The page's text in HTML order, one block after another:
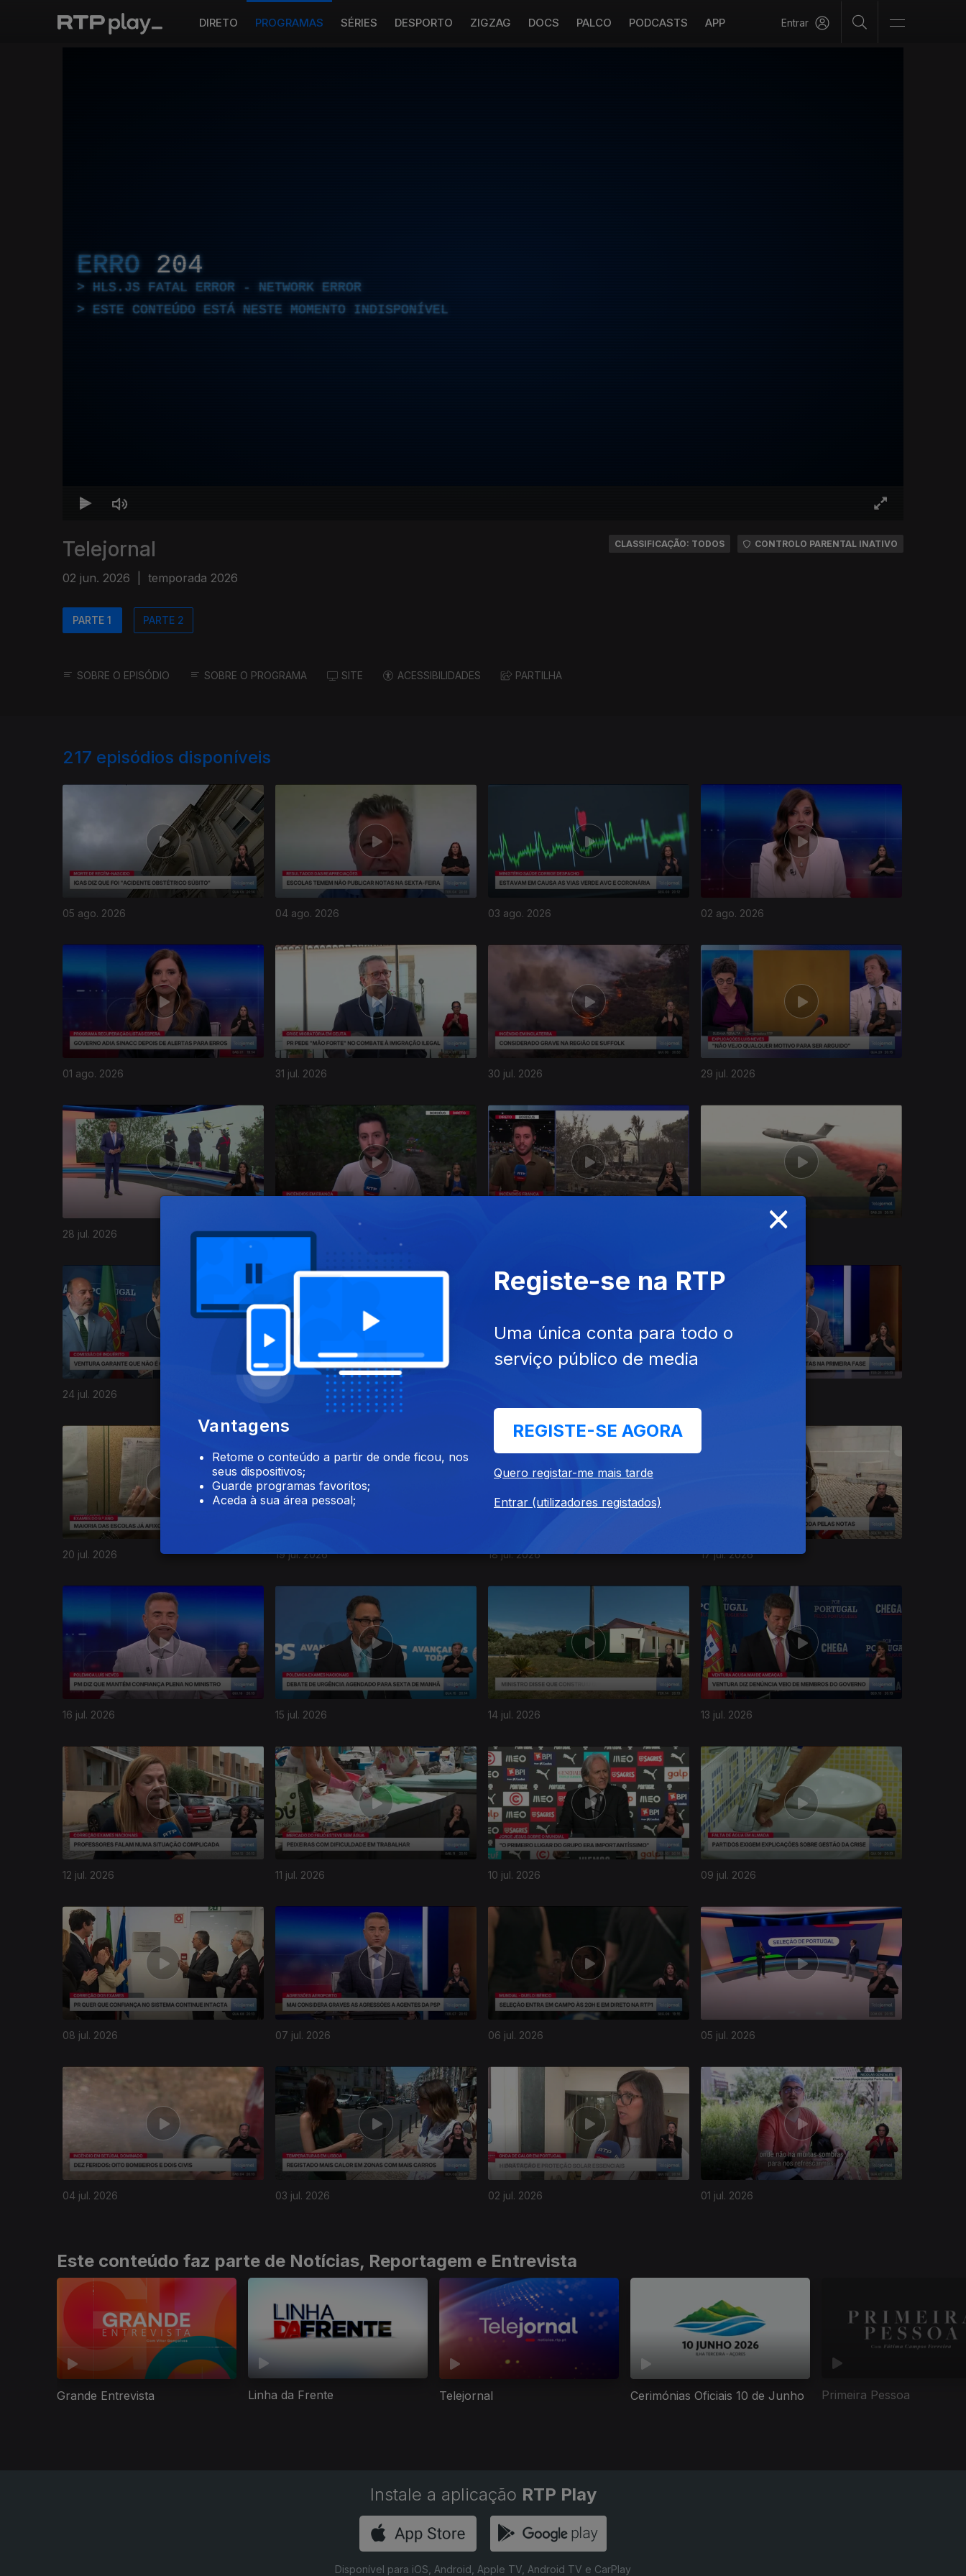
DIRETO PROGRAMAS SÉRIES DESPORTO ZIGZAG DOCS PALCO PODCASTS APP Entrar
ERRO 204
HLS.JS FATAL ERROR - NETWORK ERROR
ESTE CONTEÚDO ESTÁ NESTE MOMENTO INDISPONÍVEL
Telejornal
02 jun. 2026 temporada 2026
CLASSIFICAÇÃO: TODOS CONTROLO PARENTAL INATIVO
PARTE 1 PARTE 2
SOBRE O EPISÓDIO SOBRE O PROGRAMA SITE ACESSIBILIDADES PARTILHA
217 episódios disponíveis
05 ago. 2026 04 ago. 2026 03 ago. 2026 02 ago. 2026
01 ago. 2026 31 jul. 2026 30 jul. 2026 29 jul. 2026
28 jul. 2026 27 jul. 2026
944979
24 jul. 2026 23 jul. 2026
20 jul. 2026 19 jul. 2026 18 jul. 2026 17 jul. 2026
16 jul. 2026 15 jul. 2026 14 jul. 2026 13 jul. 2026
12 jul. 2026 11 jul. 2026 10 jul. 2026 09 jul. 2026
08 jul. 2026 07 jul. 2026 06 jul. 2026 05 jul. 2026
04 jul. 2026 03 jul. 2026 02 jul. 2026 01 jul. 2026
940033
Este conteúdo faz parte de Notícias, Reportagem e Entrevista
Grande Entrevista Linha da Frente Telejornal Cerimónias Oficiais 10 de Junho Primeira Pessoa
Instale a aplicação RTP Play
Disponível para iOS, Android, Apple TV, Android TV e CarPlay
×
Vantagens
Retome o conteúdo a partir de onde ficou, nos
seus dispositivos;
Guarde programas favoritos;
Aceda à sua área pessoal;
Registe-se na RTP
Uma única conta para todo o
serviço público de media
REGISTE-SE AGORA
Quero registar-me mais tarde
Entrar (utilizadores registados)